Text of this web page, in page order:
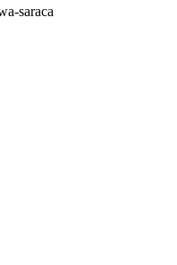
saraca